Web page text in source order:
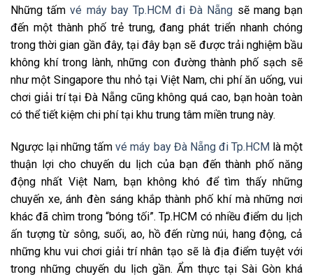
Những tấmvé máy bay Tp.HCM đi Đà Nẵng sẽ mang bạn
đến một thành phố trẻ trung, đang phát triển nhanh chóng
trong thời gian gần đây, tại đây bạn sẽ được trải nghiệm bầu
không khí trong lành, những con đường thành phố sạch sẽ
như một Singapore thu nhỏ tại Việt Nam, chi phí ăn uống, vui
chơi giải trí tại Đà Nẵng cũng không quá cao, bạn hoàn toàn
có thể tiết kiệm chi phí tại khu trung tâm miền trung này.
Ngược lại những tấmvé máy bay Đà Nẵng đi Tp.HCMlà một
thuận lợi cho chuyến du lịch của bạn đến thành phố năng
động nhất Việt Nam, bạn không khó để tìm thấy những
chuyến xe, ánh đèn sáng khắp thành phố khí mà những nơi
khác đã chìm trong “bóng tối”. Tp.HCM có nhiều điểm du lịch
ấn tượng từ sông, suối, ao, hồ đến rừng núi, hang động, cả
những khu vui chơi giải trí nhân tạo sẽ là địa điểm tuyệt với
trong những chuyến du lịch gần. Ẩm thực tại Sài Gòn khá